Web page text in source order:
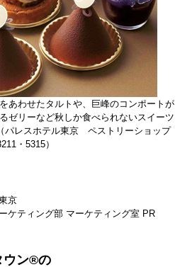
あわせたタルトや、巨峰のコンポートが
ゼリーなど秋しか食べられないスイーツ
パレスホテル東京 ペストリーショップ
・5315）
京
ケティング部 マーケティング室 PR
ウン®の